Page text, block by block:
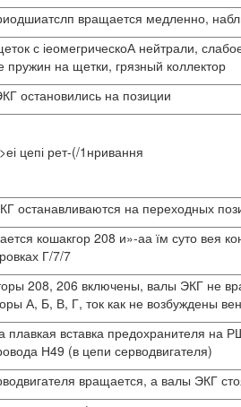
вращается медленно,
с іеомегрическоА нейтрали,
пружин на щетки, грязный коллектор
остановились на позиции
цепі рет-(/1нривання
останавливаются на переходных
кошакгор 208 и»-аа їм суто вея
Г/7/7
208, 206 включены, валы ЭКГ не
А, Б, В, Г, ток как не возбуждены
плавкая вставка предохранителя на
Н49 (в цепи серводвигателя)
вращается, а валы ЭКГ